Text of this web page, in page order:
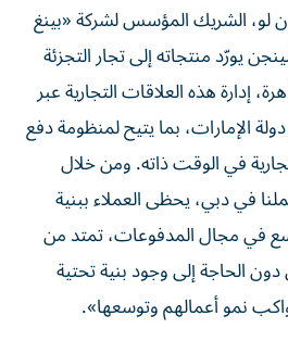
لو، الشريك المؤسس لشركة «بينغ
يورّد منتجاته إلى تجار التجزئة
إدارة هذه العلاقات التجارية عبر
الإمارات، بما يتيح لمنظومة دفع
في الوقت ذاته. ومن خلال
في دبي، يحظى العملاء ببنية
في مجال المدفوعات، تمتد من
الحاجة إلى وجود بنية تحتية
نمو أعمالهم وتوسعها».